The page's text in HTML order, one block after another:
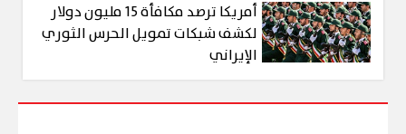
أمريكا ترصد مكافأة 15 مليون دولار
لكشف شبكات تمويل الحرس الثوري
الإيراني